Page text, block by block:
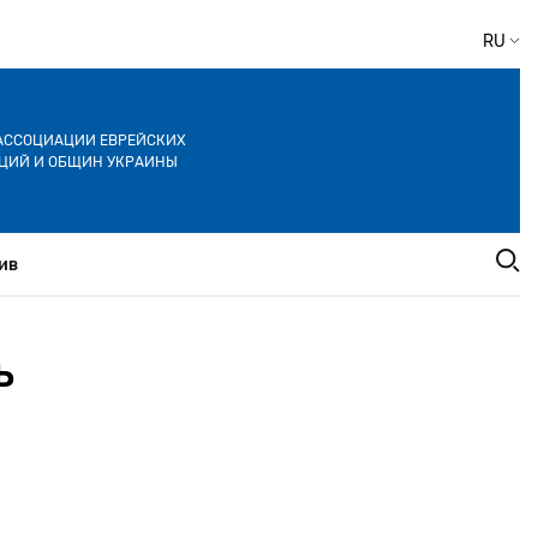
RU
ЕВРЕЙСКИХ
И ОБЩИН УКРАИНЫ